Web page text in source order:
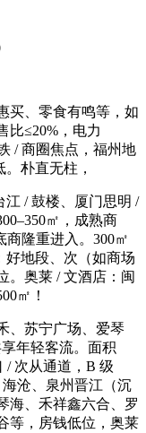
、零食有鸣等，如
比≤20%，电力
/ 商圈焦点，福州地
朴直无柱，
/ 鼓楼、厦门思明 /
㎡，成熟商
商隆重进入。300㎡
好地段、次（如商场
。奥莱 / 文酒店：闽
㎡！
苏宁广场、爱琴
年轻客流。面积
/ 次从通道，B 级
海沧、泉州晋江（沉
海、禾祥鑫六合、罗
等，房钱低位，奥莱